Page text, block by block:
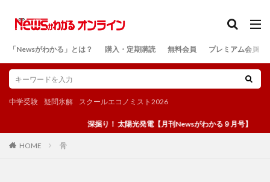
「Newsがわかる」とは？ 購入・定期購読 無料会員 プレミアム会員
中学受験 疑問氷解 スクールエコノミスト2026
深掘り！ 太陽光発電【月刊Newsがわかる９月号】
HOME 骨
検索